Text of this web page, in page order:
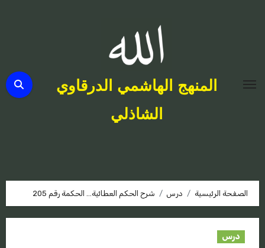
المنهج الهاشمي الدرقاوي
الشاذلي
الصفحة الرئيسية درس شرح الحكم العطائية… الحكمة رقم 205
درس